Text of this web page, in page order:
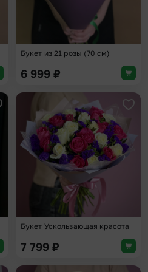
Букет из 21 розы (70 см)
6 999 ₽
Добавить в избранное
Букет Ускользающая красота
7 799 ₽